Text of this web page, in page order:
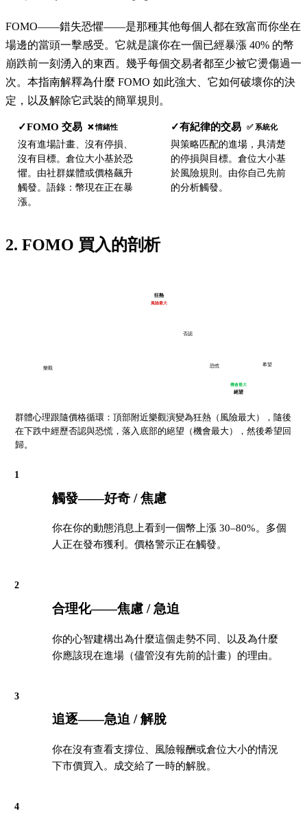
FOMO——錯失恐懼——是那種其他每個人都在致富而你坐在
場邊的當頭一擊感受。它就是讓你在一個已經暴漲 40% 的幣
崩跌前一刻湧入的東西。幾乎每個交易者都至少被它燙傷過一
次。本指南解釋為什麼 FOMO 如此強大、它如何破壞你的決
定，以及解除它武裝的簡單規則。
✓FOMO 交易 ❌ 情緒性
沒有進場計畫、沒有停損、
沒有目標。倉位大小基於恐
懼。由社群媒體或價格飆升
觸發。語錄：幣現在正在暴
漲。
✓有紀律的交易 ✅ 系統化
與策略匹配的進場，具清楚
的停損與目標。倉位大小基
於風險規則。由你自己先前
的分析觸發。
2. FOMO 買入的剖析
樂觀
狂熱
風險最大
否認
恐慌
絕望
機會最大
希望
群體心理跟隨價格循環：頂部附近樂觀演變為狂熱（風險最大），隨後
在下跌中經歷否認與恐慌，落入底部的絕望（機會最大），然後希望回
歸。
1
觸發——好奇 / 焦慮
你在你的動態消息上看到一個幣上漲 30–80%。多個
人正在發布獲利。價格警示正在觸發。
2
合理化——焦慮 / 急迫
你的心智建構出為什麼這個走勢不同、以及為什麼
你應該現在進場（儘管沒有先前的計畫）的理由。
3
追逐——急迫 / 解脫
你在沒有查看支撐位、風險報酬或倉位大小的情況
下市價買入。成交給了一時的解脫。
4